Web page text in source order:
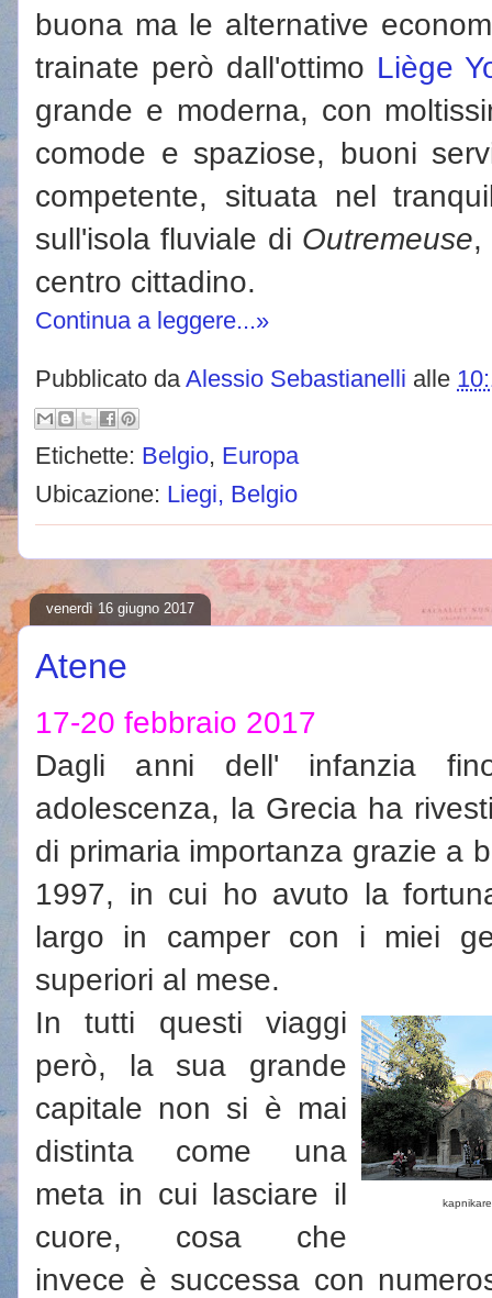
buona ma le alternative
trainate però dall'ottimo Liège
grande e moderna, con
comode e spaziose, buoni
competente, situata nel
sull'isola fluviale di Outremeuse,
centro cittadino.
Continua a leggere...»
Pubblicato da Alessio Sebastianelli alle
Etichette: Belgio, Europa
Ubicazione: Liegi, Belgio
venerdì 16 giugno 2017
Atene
17-20 febbraio 2017
Dagli anni dell' infanzia
adolescenza, la Grecia ha
di primaria importanza grazie a
1997, in cui ho avuto la
largo in camper con i miei
superiori al mese.
In tutti questi viaggi
però, la sua grande
capitale non si è mai
distinta come una
meta in cui lasciare il
cuore, cosa che
invece è successa con